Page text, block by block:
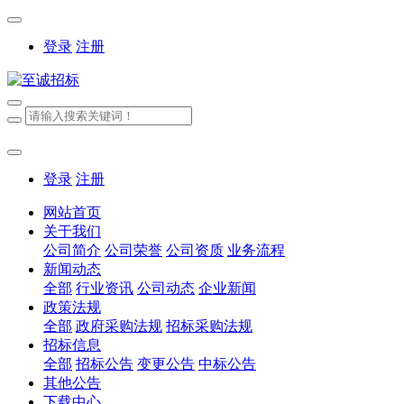
登录 注册
登录 注册
网站首页
关于我们
公司简介 公司荣誉 公司资质 业务流程
新闻动态
全部 行业资讯 公司动态 企业新闻
政策法规
全部 政府采购法规 招标采购法规
招标信息
全部 招标公告 变更公告 中标公告
其他公告